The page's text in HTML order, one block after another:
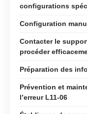
configurations
Configuration
Contacter le
procéder
Préparation des
Prévention et
l’erreur L11-06